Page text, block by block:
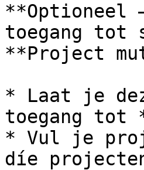
**Optioneel
toegang tot
**Project
* Laat je
toegang
* Vul je
díe